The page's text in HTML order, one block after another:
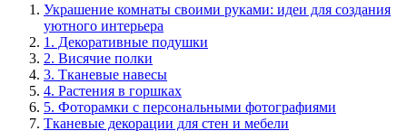
Украшение комнаты своими руками: идеи для создания
уютного интерьера
1. Декоративные подушки
2. Висячие полки
3. Тканевые навесы
4. Растения в горшках
5. Фоторамки с персональными фотографиями
Тканевые декорации для стен и мебели